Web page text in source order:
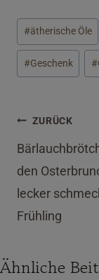
Schlagworte:
#ätherische Öle
#Geschenk #
ZURÜCK
den
lecker
Frühling
Ähnliche